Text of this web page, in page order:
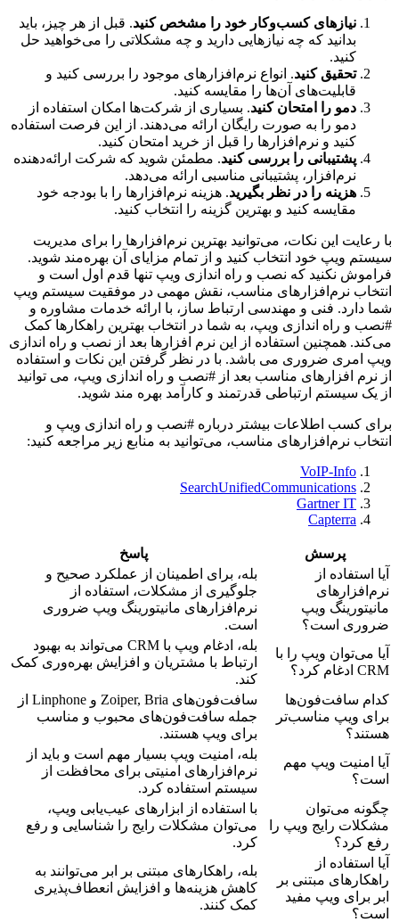
نیازهای کسب‌وکار خود را مشخص کنید. قبل از هر چیز، باید
بدانید که چه نیازهایی دارید و چه مشکلاتی را می‌خواهید حل
کنید.
تحقیق کنید. انواع نرم‌افزارهای موجود را بررسی کنید و
قابلیت‌های آن‌ها را مقایسه کنید.
دمو را امتحان کنید. بسیاری از شرکت‌ها امکان استفاده از
دمو را به صورت رایگان ارائه می‌دهند. از این فرصت استفاده
کنید و نرم‌افزارها را قبل از خرید امتحان کنید.
پشتیبانی را بررسی کنید. مطمئن شوید که شرکت ارائه‌دهنده
نرم‌افزار، پشتیبانی مناسبی ارائه می‌دهد.
هزینه را در نظر بگیرید. هزینه نرم‌افزارها را با بودجه خود
مقایسه کنید و بهترین گزینه را انتخاب کنید.
با رعایت این نکات، می‌توانید بهترین نرم‌افزارها را برای مدیریت
سیستم ویپ خود انتخاب کنید و از تمام مزایای آن بهره‌مند شوید.
فراموش نکنید که نصب و راه اندازی ویپ تنها قدم اول است و
انتخاب نرم‌افزارهای مناسب، نقش مهمی در موفقیت سیستم ویپ
شما دارد. فنی و مهندسی ارتباط ساز، با ارائه خدمات مشاوره و
#نصب و راه اندازی ویپ، به شما در انتخاب بهترین راهکارها کمک
می‌کند. همچنین استفاده از این نرم افزارها بعد از نصب و راه اندازی
ویپ امری ضروری می باشد. با در نظر گرفتن این نکات و استفاده
از نرم افزارهای مناسب بعد از #نصب و راه اندازی ویپ، می توانید
از یک سیستم ارتباطی قدرتمند و کارآمد بهره مند شوید.
برای کسب اطلاعات بیشتر درباره #نصب و راه اندازی ویپ و
انتخاب نرم‌افزارهای مناسب، می‌توانید به منابع زیر مراجعه کنید:
VoIP-Info
SearchUnifiedCommunications
Gartner IT
Capterra
پرسش
پاسخ
آیا استفاده از
نرم‌افزارهای
مانیتورینگ ویپ
ضروری است؟
بله، برای اطمینان از عملکرد صحیح و
جلوگیری از مشکلات، استفاده از
نرم‌افزارهای مانیتورینگ ویپ ضروری
است.
آیا می‌توان ویپ را با
CRM ادغام کرد؟
بله، ادغام ویپ با CRM می‌تواند به بهبود
ارتباط با مشتریان و افزایش بهره‌وری کمک
کند.
کدام سافت‌فون‌ها
برای ویپ مناسب‌تر
هستند؟
سافت‌فون‌های Zoiper, Bria و Linphone از
جمله سافت‌فون‌های محبوب و مناسب
برای ویپ هستند.
آیا امنیت ویپ مهم
است؟
بله، امنیت ویپ بسیار مهم است و باید از
نرم‌افزارهای امنیتی برای محافظت از
سیستم استفاده کرد.
چگونه می‌توان
مشکلات رایج ویپ را
رفع کرد؟
با استفاده از ابزارهای عیب‌یابی ویپ،
می‌توان مشکلات رایج را شناسایی و رفع
کرد.
آیا استفاده از
راهکارهای مبتنی بر
ابر برای ویپ مفید
است؟
بله، راهکارهای مبتنی بر ابر می‌توانند به
کاهش هزینه‌ها و افزایش انعطاف‌پذیری
کمک کنند.